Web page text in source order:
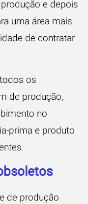
e depois
uma área mais
de contratar
os
de produção,
no
prima e produto
de produção